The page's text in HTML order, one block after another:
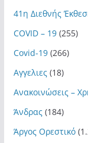
41η Διεθνής
COVID – 19(255)
Covid-19(266)
Αγγελιες(18)
Ανακοινώσεις –
Άνδρας(184)
Άργος Ορεστικό